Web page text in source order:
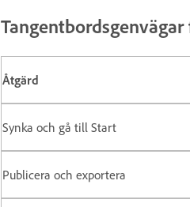
Åtgärd
Synka och gå till Start
Publicera och exportera